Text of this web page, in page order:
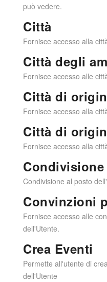
può vedere.
Città
Fornisce accesso alla
Città degli
Fornisce accesso alle
Città di
Fornisce accesso alla
Città di
Fornisce accesso alla
Condivisione
Condivisione al posto
Convinzioni
Fornisce accesso alle
dell'Utente.
Crea Eventi
Permette all'utente di
dell'Utente